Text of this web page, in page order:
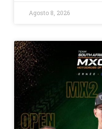
Agosto 8, 2026